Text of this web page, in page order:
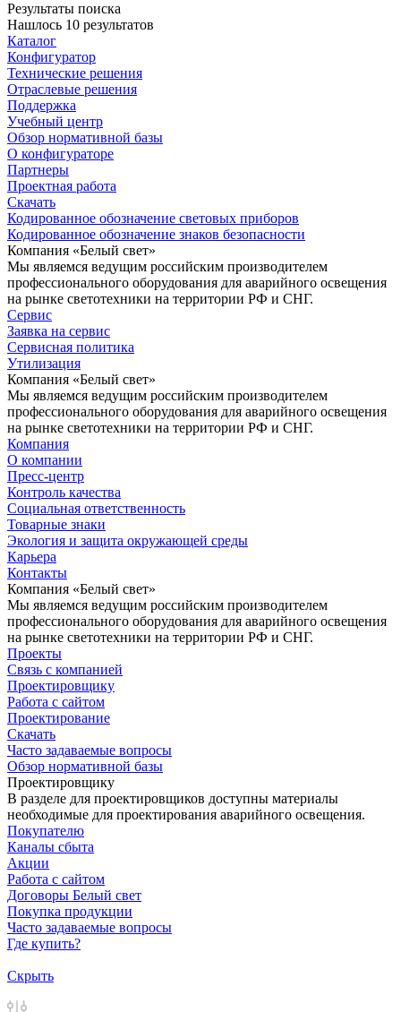
Результаты поиска
Нашлось 10 результатов
Каталог
Конфигуратор
Технические решения
Отраслевые решения
Поддержка
Учебный центр
Обзор нормативной базы
О конфигураторе
Партнеры
Проектная работа
Скачать
Кодированное обозначение световых приборов
Кодированное обозначение знаков безопасности
Компания «Белый свет»
Мы являемся ведущим российским производителем
профессионального оборудования для аварийного освещения
на рынке светотехники на территории РФ и СНГ.
Сервис
Заявка на сервис
Сервисная политика
Утилизация
Компания «Белый свет»
Мы являемся ведущим российским производителем
профессионального оборудования для аварийного освещения
на рынке светотехники на территории РФ и СНГ.
Компания
О компании
Пресс-центр
Контроль качества
Социальная ответственность
Товарные знаки
Экология и защита окружающей среды
Карьера
Контакты
Компания «Белый свет»
Мы являемся ведущим российским производителем
профессионального оборудования для аварийного освещения
на рынке светотехники на территории РФ и СНГ.
Проекты
Связь с компанией
Проектировщику
Работа с сайтом
Проектирование
Скачать
Часто задаваемые вопросы
Обзор нормативной базы
Проектировщику
В разделе для проектировщиков доступны материалы
необходимые для проектирования аварийного освещения.
Покупателю
Каналы сбыта
Акции
Работа с сайтом
Договоры Белый свет
Покупка продукции
Часто задаваемые вопросы
Где купить?
Скрыть